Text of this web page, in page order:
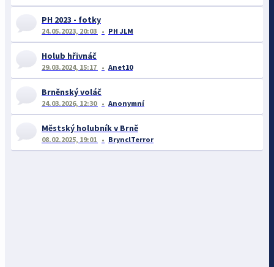
PH 2023 - fotky
24.05.2023, 20:03 PH JLM
Holub hřivnáč
29.03.2024, 15:17 Anet10
Brněnský voláč
24.03.2026, 12:30 Anonymní
Městský holubník v Brně
08.02.2025, 19:01 BrynclTerror